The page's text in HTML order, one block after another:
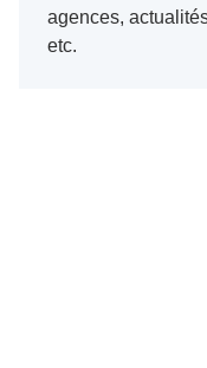
agences,
etc.